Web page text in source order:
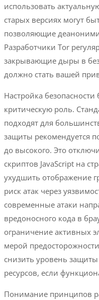
использовать
старых версиях могут
позволяющие
Разработчики Tor
закрывающие дыры в
должно стать вашей
Настройка безопасности
критическую роль.
подходят для
защиты рекомендуется
до высокого. Это
скриптов JavaScript на
ухудшить отображение
риск атак через
современные атаки
вредоносного кода в
ограничение активных
мерой
снизить уровень
ресурсов, если
Понимание принципов